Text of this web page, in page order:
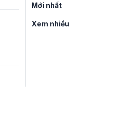
Mới nhất
Xem nhiều